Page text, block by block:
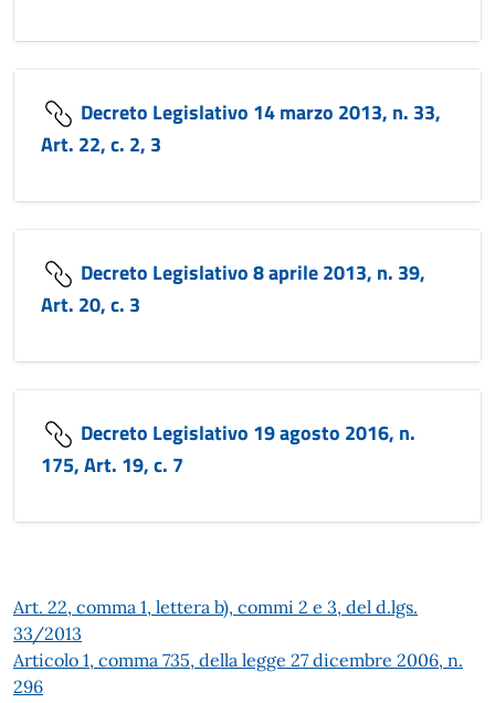
Decreto Legislativo 14 marzo 2013, n. 33,
Art. 22, c. 2, 3
Decreto Legislativo 8 aprile 2013, n. 39,
Art. 20, c. 3
Decreto Legislativo 19 agosto 2016, n.
175, Art. 19, c. 7
Art. 22, comma 1, lettera b), commi 2 e 3, del d.lgs.
33/2013
Articolo 1, comma 735, della legge 27 dicembre 2006, n.
296